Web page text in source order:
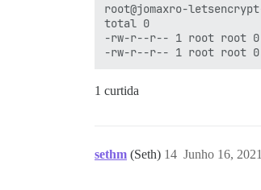
root@jomaxro-
total 0
-rw-r--r-- 1 root root 0
1 curtida
sethm (Seth) Junho 16,
14